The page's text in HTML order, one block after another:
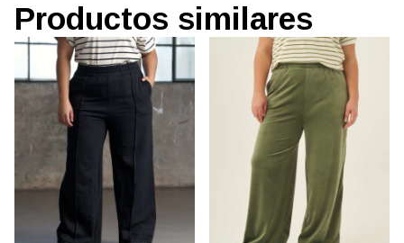
Productos similares